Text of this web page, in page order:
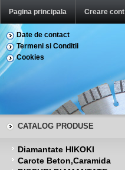
Pagina principala Creare cont
Date de contact
Termeni si Conditii
Cookies
CATALOG PRODUSE
Diamantate HIKOKI
Carote Beton,Caramida